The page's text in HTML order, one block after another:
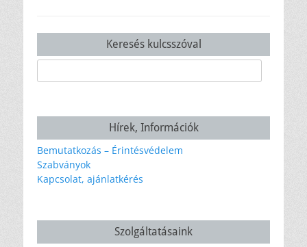
Keresés kulcsszóval
Hírek, Információk
Bemutatkozás – Érintésvédelem
Szabványok
Kapcsolat, ajánlatkérés
Szolgáltatásaink